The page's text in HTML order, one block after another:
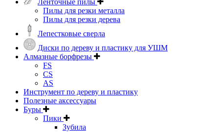
Пилы для резки металла
Пилы для резки дерева
Лепестковые сверла
Диски по дереву и пластику для УШМ
Алмазные борфрезы
FS
CS
AS
Инструмент по дереву и пластику
Полезные аксессуары
Буры
Пики
Зубила